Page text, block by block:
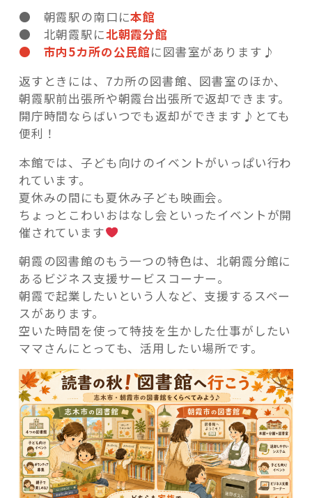
● 朝霞駅の南口に本館
● 北朝霞駅に北朝霞分館
● 市内5カ所の公民館に図書室があります♪
返すときには、7カ所の図書館、図書室のほか、
朝霞駅前出張所や朝霞台出張所で返却できます。
開庁時間ならばいつでも返却ができます♪とても
便利！
本館では、子ども向けのイベントがいっぱい行わ
れています。
夏休みの間にも夏休み子ども映画会。
ちょっとこわいおはなし会といったイベントが開
催されています
朝霞の図書館のもう一つの特色は、北朝霞分館に
あるビジネス支援サービスコーナー。
朝霞で起業したいという人など、支援するスペー
スがあります。
空いた時間を使って特技を生かした仕事がしたい
ママさんにとっても、活用したい場所です。